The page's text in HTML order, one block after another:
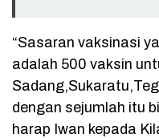
“Sasaran vaksinasi
adalah 500 vaksin
dengan sejumlah itu
harap Iwan kepada